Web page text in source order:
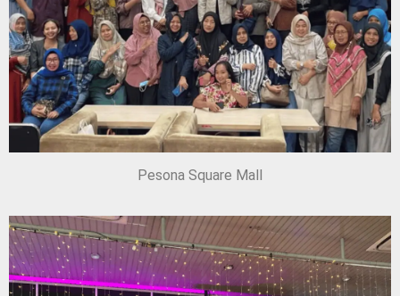
Pesona Square Mall